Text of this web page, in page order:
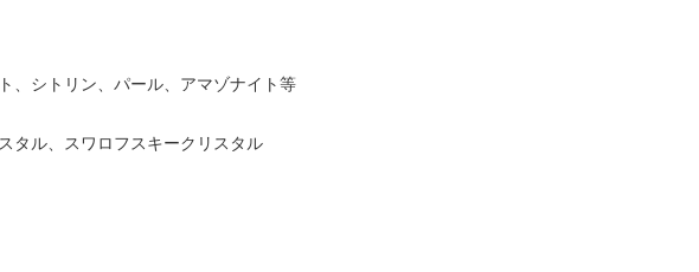
、シトリン、パール、アマゾナイト等
タル、スワロフスキークリスタル